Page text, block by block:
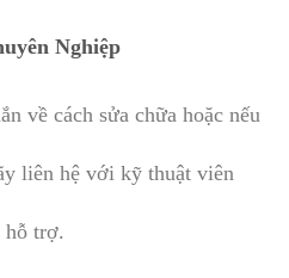
Nghiệp
về cách sửa chữa hoặc nếu
liên hệ với kỹ thuật viên
hỗ trợ.